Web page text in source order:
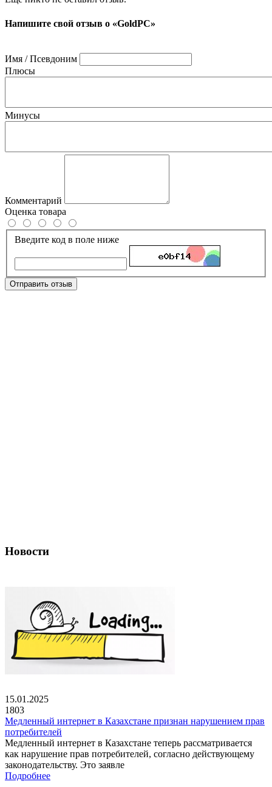
Напишите свой отзыв о «GoldPC»
Имя / Псевдоним
Плюсы
Минусы
Комментарий
Оценка товара
Введите код в поле ниже
Отправить отзыв
Новости
15.01.2025
1803
Медленный интернет в Казахстане признан нарушением прав
потребителей
Медленный интернет в Казахстане теперь рассматривается
как нарушение прав потребителей, согласно действующему
законодательству. Это заявле
Подробнее